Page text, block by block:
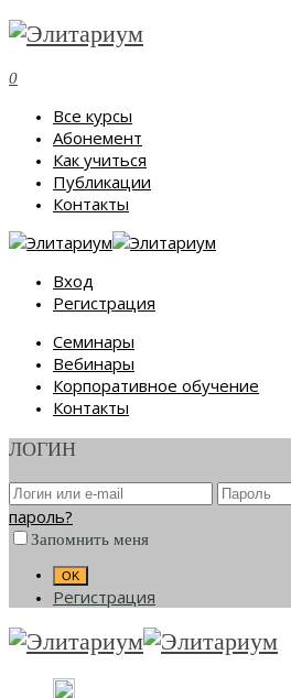
0
Все курсы
Абонемент
Как учиться
Публикации
Контакты
Вход
Регистрация
Семинары
Вебинары
Корпоративное обучение
Контакты
ЛОГИН
пароль?
Запомнить меня
Регистрация